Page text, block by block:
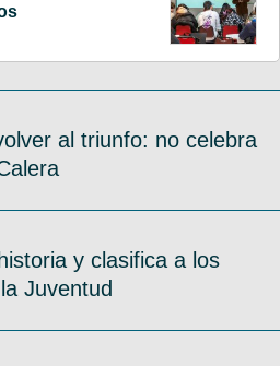
al triunfo: no celebra
y clasifica a los
Juventud